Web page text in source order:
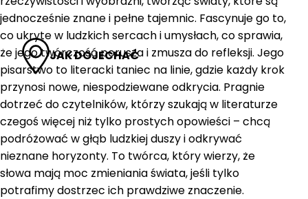
JAK DOJECHAĆ
jednocześnie znane i pełne tajemnic. Fascynuje go to,
co ukryte w ludzkich sercach i umysłach, co sprawia,
że jego twórczość porusza i zmusza do refleksji. Jego
pisarstwo to literacki taniec na linie, gdzie każdy krok
przynosi nowe, niespodziewane odkrycia. Pragnie
dotrzeć do czytelników, którzy szukają w literaturze
czegoś więcej niż tylko prostych opowieści – chcą
podróżować w głąb ludzkiej duszy i odkrywać
nieznane horyzonty. To twórca, który wierzy, że
słowa mają moc zmieniania świata, jeśli tylko
potrafimy dostrzec ich prawdziwe znaczenie.